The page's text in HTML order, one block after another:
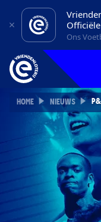
Ons
HOME NIEUWS